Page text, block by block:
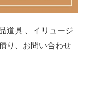
道具 、イリュージ
り、お問い合わせ